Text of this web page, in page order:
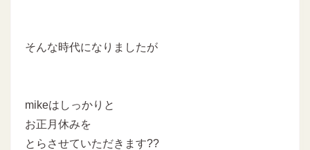
そんな時代になりましたが
mikeはしっかりと
お正月休みを
とらさせていただきます??